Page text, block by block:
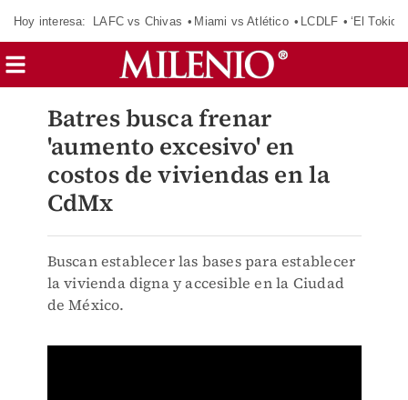
Hoy interesa: LAFC vs Chivas Miami vs Atlético LCDLF ‘El Tokio’
Batres busca frenar
'aumento excesivo' en
costos de viviendas en la
CdMx
Buscan establecer las bases para establecer
la vivienda digna y accesible en la Ciudad
de México.